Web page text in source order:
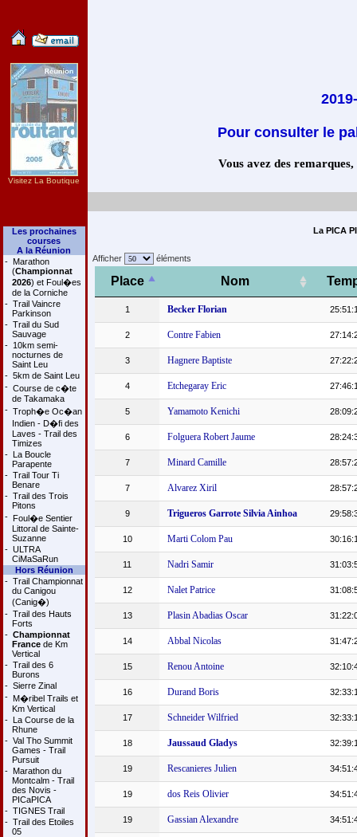
Visitez La Boutique
Les prochaines
courses
A la Réunion
- Marathon
(Championnat
2026) et Foul�es
de la Corniche
- Trail Vaincre
Parkinson
- Trail du Sud
Sauvage
- 10km semi-
nocturnes de
Saint Leu
- 5km de Saint Leu
- Course de c�te
de Takamaka
- Troph�e Oc�an
Indien - D�fi des
Laves - Trail des
Timizes
- La Boucle
Parapente
- Trail Tour Ti
Benare
- Trail des Trois
Pitons
- Foul�e Sentier
Littoral de Sainte-
Suzanne
- ULTRA
CiMaSaRun
Hors Réunion
- Trail Championnat
du Canigou
(Canig�)
- Trail des Hauts
Forts
- Championnat
Francede Km
Vertical
- Trail des 6
Burons
- Sierre Zinal
- M�ribel Trails et
Km Vertical
- La Course de la
Rhune
- Val Tho Summit
Games - Trail
Pursuit
- Marathon du
Montcalm - Trail
des Novis -
PICaPICA
- TIGNES Trail
- Trail des Etoiles
05
Pour consulter le
Vous avez des
La PICA
Afficher éléments
Place Nom
1 Becker Florian
2 Contre Fabien
3 Hagnere Baptiste
4 Etchegaray Eric
5 Yamamoto Kenichi
6 Folguera Robert Jaume
7 Minard Camille
7 Alvarez Xiril
9 Trigueros Garrote Silvia Ainhoa
10 Marti Colom Pau
11 Nadri Samir
12 Nalet Patrice
13 Plasin Abadias Oscar
14 Abbal Nicolas
15 Renou Antoine
16 Durand Boris
17 Schneider Wilfried
18 Jaussaud Gladys
19 Rescanieres Julien
19 dos Reis Olivier
19 Gassian Alexandre